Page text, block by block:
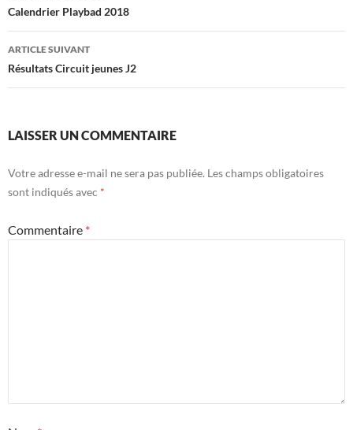
des
articles
Calendrier Playbad 2018
ARTICLE SUIVANT
Résultats Circuit jeunes J2
LAISSER UN COMMENTAIRE
Votre adresse e-mail ne sera pas publiée. Les champs obligatoires
sont indiqués avec *
Commentaire *